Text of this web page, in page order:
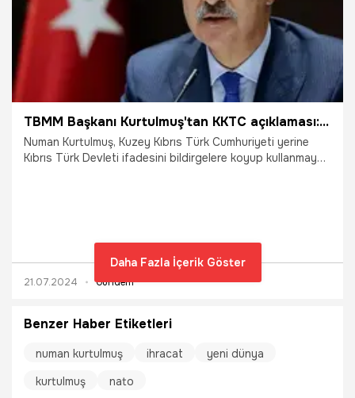
TBMM Başkanı Kurtulmuş'tan KKTC açıklaması: Yeni dil: Kıbrıs Türk Devleti
Numan Kurtulmuş, Kuzey Kıbrıs Türk Cumhuriyeti yerine
Kıbrıs Türk Devleti ifadesini bildirgelere koyup kullanmaya
muhatabımız olan batılı ülkeler başta olmak üzere birçok
ülkede bunu görmüş oldu” dedi.
21.07.2024 Gündem
Daha Fazla İçerik Göster
Benzer Haber Etiketleri
numan kurtulmuş ihracat
yeni dünya
kurtulmuş
nato